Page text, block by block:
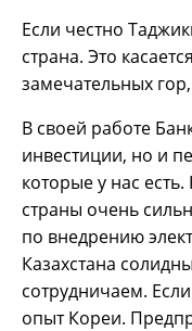
Если честно
страна. Это
замечательных
В своей работе
инвестиции, но и
которые у нас
страны очень
по внедрению
Казахстана
сотрудничаем.
опыт Кореи.